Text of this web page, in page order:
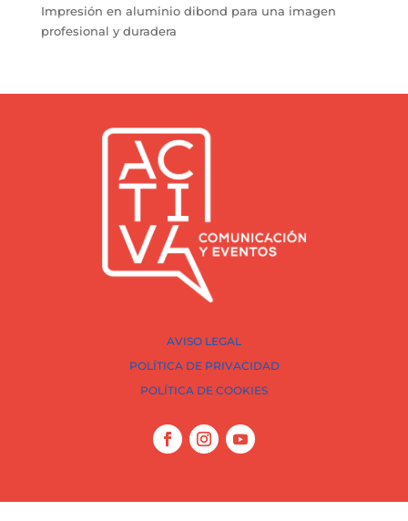
Impresión en aluminio dibond para una imagen
profesional y duradera
AVISO LEGAL
POLÍTICA DE PRIVACIDAD
POLÍTICA DE COOKIES